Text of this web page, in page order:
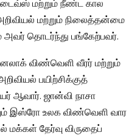
மற்றும் நீண்ட கால
மற்றும் நிலைத்தன்மை
அவர் தொடர்ந்து பங்கேற்பவர்.
விண்வெளி வீரர் மற்றும்
பயிற்சிக்குத்
ஆவார். ஜான்வி நாசா
இஸ்ரோ உலக விண்வெளி வார
மக்கள் தேர்வு விருதைப்